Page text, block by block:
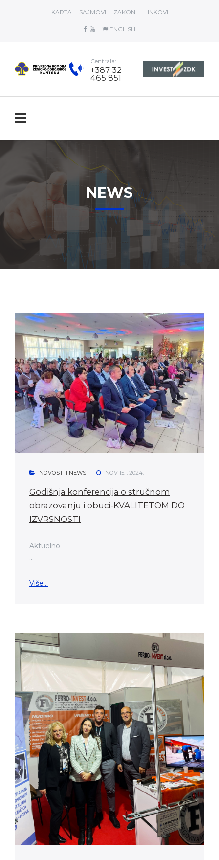
KARTA SAJMOVI ZAKONI LINKOVI
ENGLISH
Centrala:
+387 32
465 851
NEWS
NOVOSTI | NEWS NOV 15. , 2024.
Godišnja konferencija o stručnom
obrazovanju i obuci-KVALITETOM DO
IZVRSNOSTI
Aktuelno
...
Više...